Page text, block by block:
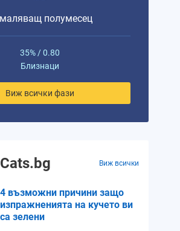
полумесец
35% / 0.80
Близнаци
Виж всички фази
Виж всички
4 възможни причини защо
изпражненията на кучето ви
са зелени